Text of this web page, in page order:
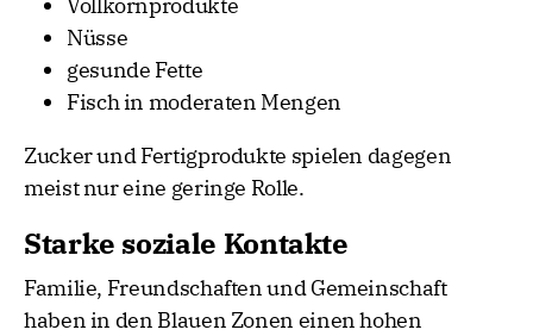
Vollkornprodukte
Nüsse
gesunde Fette
Fisch in moderaten Mengen
Zucker und Fertigprodukte spielen dagegen
meist nur eine geringe Rolle.
Starke soziale Kontakte
Familie, Freundschaften und Gemeinschaft
haben in den Blauen Zonen einen hohen